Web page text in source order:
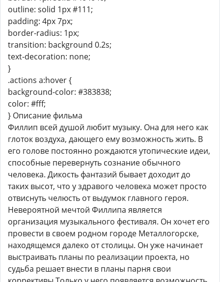
outline: solid 1px #111;
padding: 4px 7px;
border-radius: 1px;
transition: background 0.2s;
text-decoration: none;
}
.actions a:hover {
background-color: #383838;
color: #fff;
} Описание фильма
Филлип всей душой любит музыку. Она для него как
глоток воздуха, дающего ему возможность жить. В
его голове постоянно рождаются утопические идеи,
способные перевернуть сознание обычного
человека. Дикость фантазий бывает доходит до
таких высот, что у здравого человека может просто
отвиснуть челюсть от выдумок главного героя.
Невероятной мечтой Филлипа является
организация музыкального фестиваля. Он хочет его
провести в своем родном городе Металлогорске,
находящемся далеко от столицы. Он уже начинает
выстраивать планы по реализации проекта, но
судьба решает внести в планы парня свои